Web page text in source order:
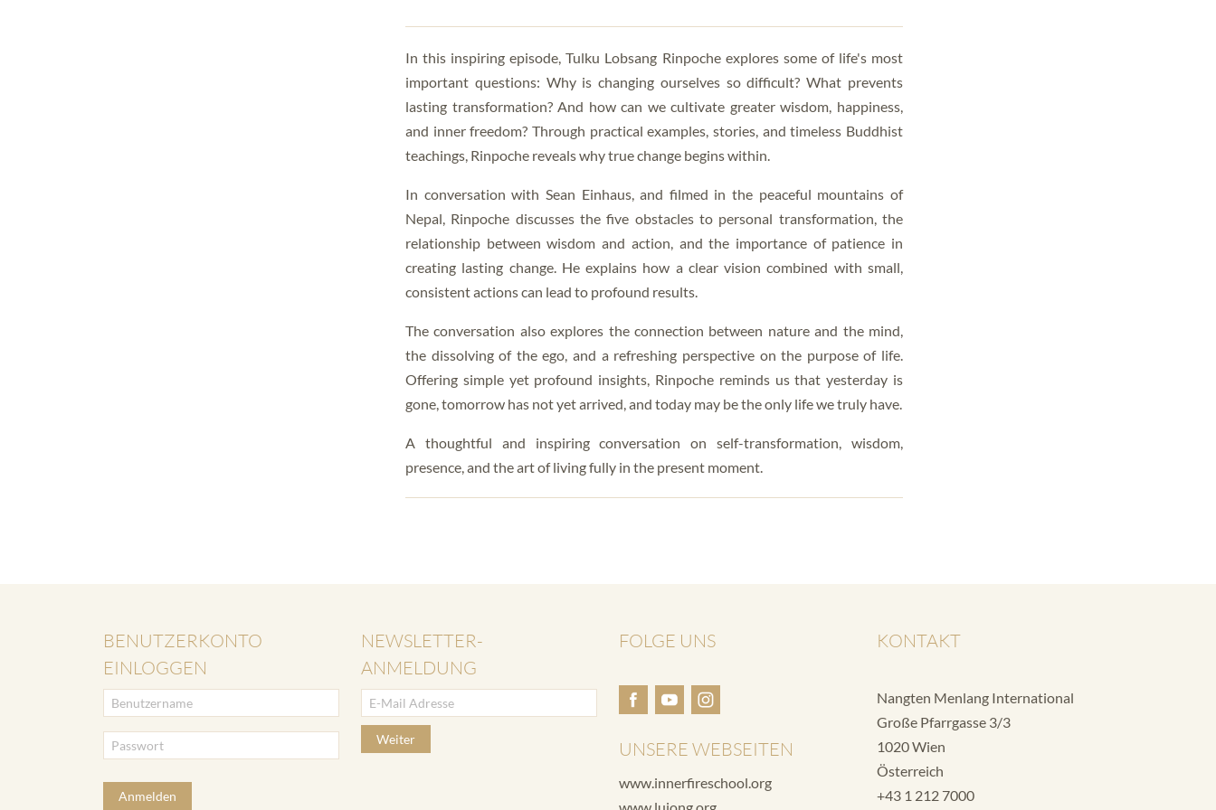
In this inspiring episode, Tulku Lobsang Rinpoche explores some of life's most
important questions: Why is changing ourselves so difficult? What prevents
lasting transformation? And how can we cultivate greater wisdom, happiness,
and inner freedom? Through practical examples, stories, and timeless Buddhist
teachings, Rinpoche reveals why true change begins within.
In conversation with Sean Einhaus, and filmed in the peaceful mountains of
Nepal, Rinpoche discusses the five obstacles to personal transformation, the
relationship between wisdom and action, and the importance of patience in
creating lasting change. He explains how a clear vision combined with small,
consistent actions can lead to profound results.
The conversation also explores the connection between nature and the mind,
the dissolving of the ego, and a refreshing perspective on the purpose of life.
Offering simple yet profound insights, Rinpoche reminds us that yesterday is
gone, tomorrow has not yet arrived, and today may be the only life we truly have.
A thoughtful and inspiring conversation on self-transformation, wisdom,
presence, and the art of living fully in the present moment.
BENUTZERKONTO
EINLOGGEN
Anmelden
NEWSLETTER-
ANMELDUNG
Weiter
FOLGE UNS
UNSERE WEBSEITEN
www.innerfireschool.org
www.lujong.org
KONTAKT
Nangten Menlang International
Große Pfarrgasse 3/3
1020 Wien
Österreich
+43 1 212 7000